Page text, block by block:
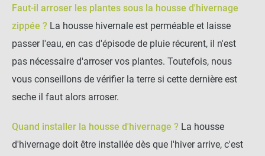
Faut-il arroser les plantes sous la housse d'hivernage
zippée ? La housse hivernale est perméable et laisse
passer l'eau, en cas d'épisode de pluie récurent, il n'est
pas nécessaire d'arroser vos plantes. Toutefois, nous
vous conseillons de vérifier la terre si cette dernière est
seche il faut alors arroser.
Quand installer la housse d'hivernage ? La housse
d'hivernage doit être installée dès que l'hiver arrive, c'est